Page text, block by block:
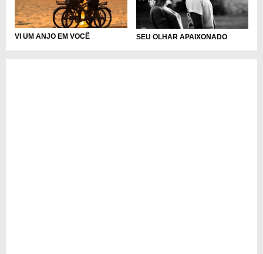
VI UM ANJO EM VOCÊ SEU OLHAR APAIXONADO